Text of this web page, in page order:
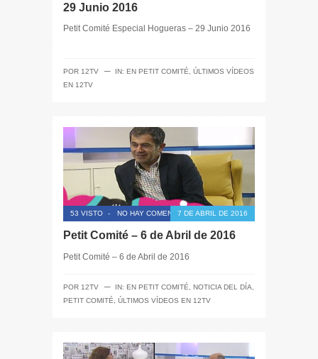
29 Junio 2016
Petit Comité Especial Hogueras – 29 Junio 2016
POR 12TV ─ IN: EN PETIT COMITÉ, ÚLTIMOS VÍDEOS
EN 12TV
53 VISTO - NO HAY COMENTARIOS7 DE ABRIL DE 2016
Petit Comité – 6 de Abril de 2016
Petit Comité – 6 de Abril de 2016
POR 12TV ─ IN: EN PETIT COMITÉ NOTICIA DEL DÍA
PETIT COMITÉ
ÚLTIMOS VÍDEOS EN 12TV